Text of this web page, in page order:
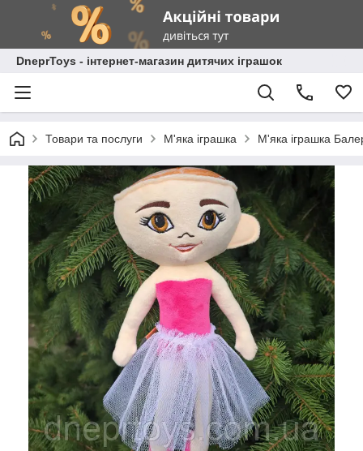
DneprToys - інтернет-магазин дитячих іграшок
Товари та послуги М'яка іграшка М'яка іграшка